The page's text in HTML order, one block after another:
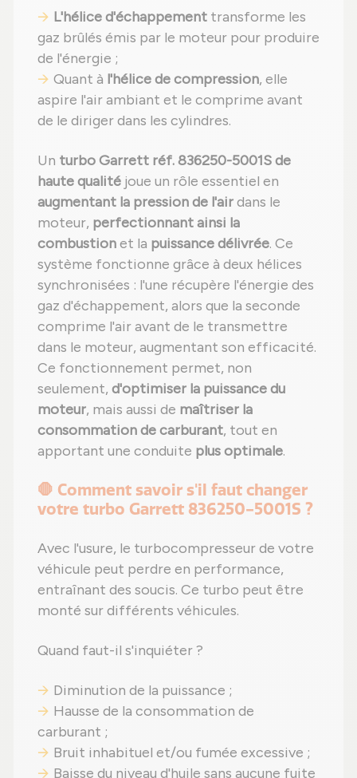
L'hélice d'échappement transforme les
gaz brûlés émis par le moteur pour produire
de l'énergie ;
Quant à l'hélice de compression, elle
aspire l'air ambiant et le comprime avant
de le diriger dans les cylindres.
Un turbo Garrett réf. 836250-5001S de
haute qualité joue un rôle essentiel en
augmentant la pression de l'airdans le
moteur, perfectionnant ainsi la
combustionet la puissance délivrée. Ce
système fonctionne grâce à deux hélices
synchronisées : l'une récupère l'énergie des
gaz d'échappement, alors que la seconde
comprime l'air avant de le transmettre
dans le moteur, augmentant son efficacité.
Ce fonctionnement permet, non
seulement, d'optimiser la puissance du
moteur, mais aussi de maîtriser la
consommation de carburant, tout en
apportant une conduite plus optimale.
🛑 Comment savoir s'il faut changer
votre turbo Garrett 836250-5001S ?
Avec l'usure, le turbocompresseur de votre
véhicule peut perdre en performance,
entraînant des soucis. Ce turbo peut être
monté sur différents véhicules.
Quand faut-il s'inquiéter ?
Diminution de la puissance ;
Hausse de la consommation de
carburant ;
Bruit inhabituel et/ou fumée excessive ;
Baisse du niveau d'huile sans aucune fuite